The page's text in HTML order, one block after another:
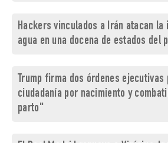
Hackers vinculados a Irán atacan
agua en una docena de estados del
Trump firma dos órdenes
ciudadanía por nacimiento y
parto"